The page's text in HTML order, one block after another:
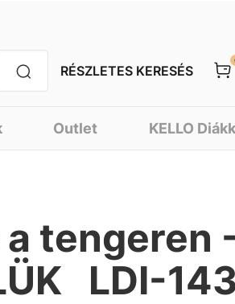
RÉSZLETES KERESÉS
Outlet KELLO
tengeren
LDI-